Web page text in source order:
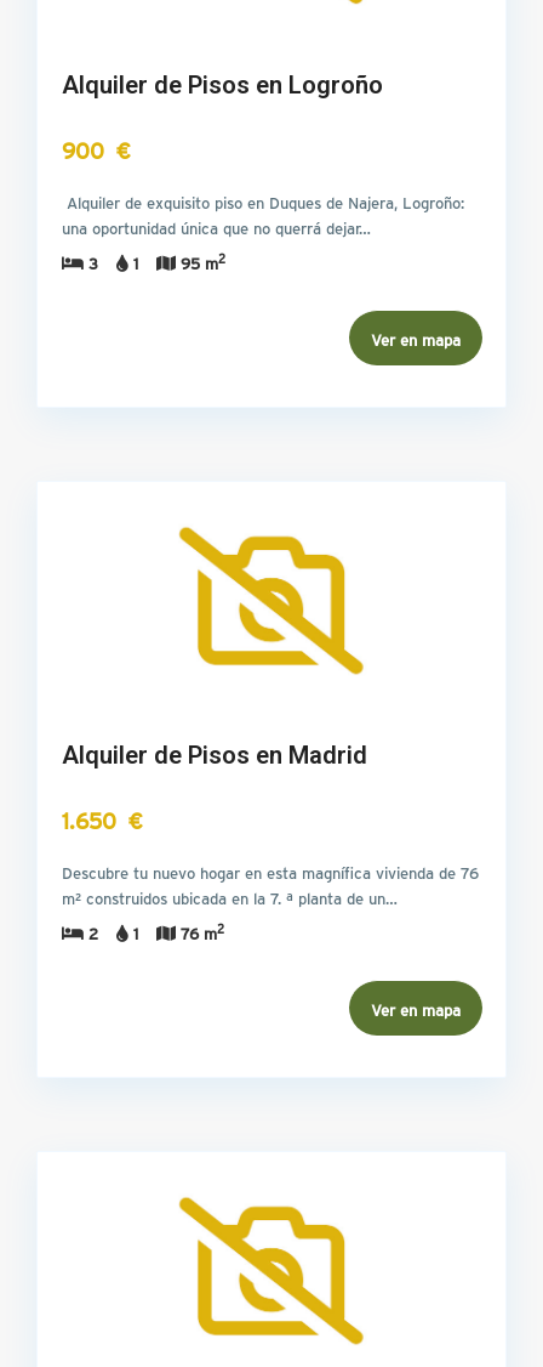
Alquiler de Pisos en Logroño
900 €
Alquiler de exquisito piso en Duques de Najera, Logroño:
una oportunidad única que no querrá dejar…
3
1 95 m2
Ver en mapa
Alquiler de Pisos en Madrid
1.650 €
Descubre tu nuevo hogar en esta magnífica vivienda de 76
m² construidos ubicada en la 7. ª planta de un…
2
1 76 m2
Ver en mapa